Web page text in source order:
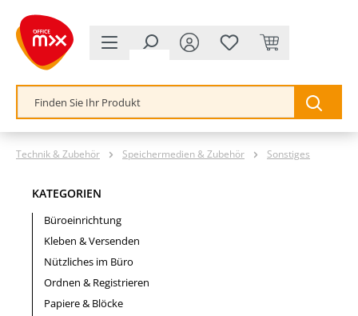
springen
Technik & Zubehör Speichermedien & Zubehör Sonstiges
KATEGORIEN
Büroeinrichtung
Kleben & Versenden
Nützliches im Büro
Ordnen & Registrieren
Papiere & Blöcke